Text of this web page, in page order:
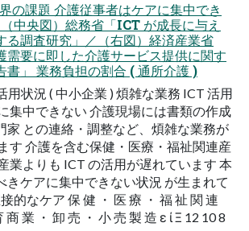
の課題 介護従事者はケアに集中でき
中央図）総務省「ICT が成長に与え
る調査研究」／（右図）経済産業省
需要に即した介護サービス提供に関す
書」 業務負担の割合 ( 通所介護 )
用状況 ( 中小企業 ) 煩雑な業務 ICT 活用
集中できない 介護現場には書類の作成
家 との連絡・調整など、煩雑な業務が
す 介護を含む保健・医療・福祉関連産
業よりも ICT の活用が遅れています 本
きケアに集中できない状況 が生まれて
接的なケア 保 健 ・ 医 療 ・ 福 祉 関 連
商 業 ・ 卸 売 ・ 小 売 製 造 ε ί Ξ 12 10 8